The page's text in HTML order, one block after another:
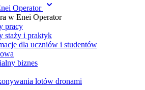
Operator
w Enei Operator
pracy
staży i praktyk
dla uczniów i studentów
biznes
lotów dronami